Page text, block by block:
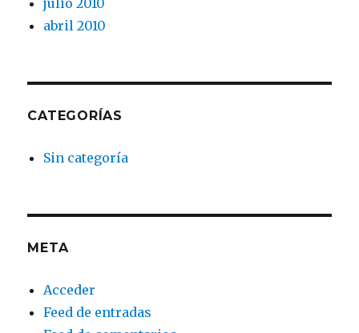
julio 2010
abril 2010
CATEGORÍAS
Sin categoría
META
Acceder
Feed de entradas